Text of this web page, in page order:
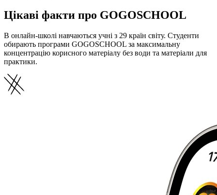
Цікаві факти про GOGOSCHOOL
В онлайн-школі навчаються учні з 29 країн світу. Студенти
обирають програми GOGOSCHOOL за максимальну
концентрацію корисного матеріалу без води та матеріали для
практики.